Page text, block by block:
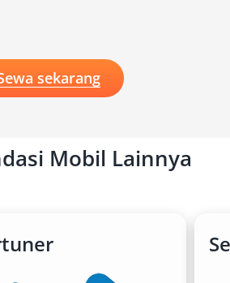
sekarang
Mobil Lainnya